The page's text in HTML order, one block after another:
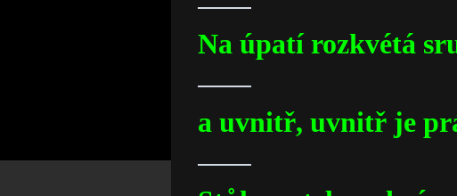
Na úpatí rozkvétá
a uvnitř, uvnitř je